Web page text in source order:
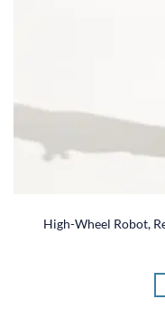
High-Wheel Robot,